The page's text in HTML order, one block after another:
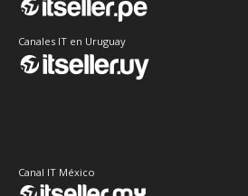
Canales IT en Uruguay
Canal IT México